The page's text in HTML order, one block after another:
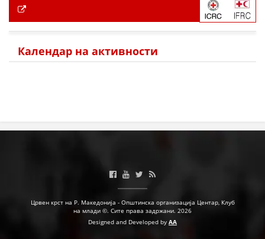
Календар на активности
Црвен крст на Р. Македонија - Општинска организација Центар, Клуб
на млади ©. Сите права задржани. 2026
Designed and Developed by AA